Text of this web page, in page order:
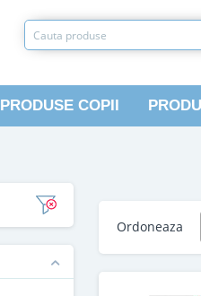
PRODUSE COPII
Ordoneaza